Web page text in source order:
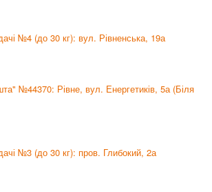
№4 (до 30 кг): вул. Рівненська, 19а
№44370: Рівне, вул. Енергетиків, 5а (Біля
№3 (до 30 кг): пров. Глибокий, 2а